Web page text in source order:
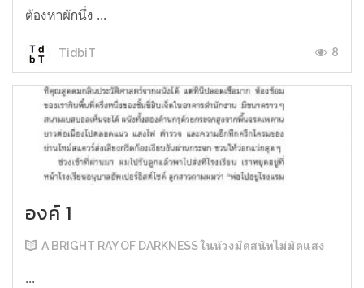
ต้องหาผักนึ่ง ...
TidbiT 8
องค์ 1
A BRIGHT RAY OF DARKNESS ในห้วงมืดสนิทไม่มิดแสง
...